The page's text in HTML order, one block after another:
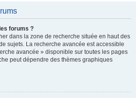
forums ?
dans la zone de recherche située en haut des
sujets. La recherche avancée est accessible
avancée » disponible sur toutes les pages
peut dépendre des thèmes graphiques